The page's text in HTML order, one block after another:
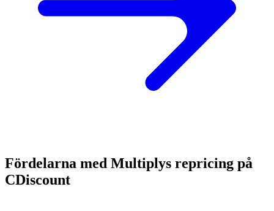
Fördelarna med Multiplys repricing på
CDiscount